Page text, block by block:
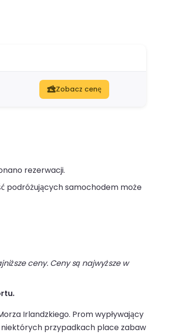
Zobacz cenę
rezerwacji.
podróżujących samochodem może
ceny. Ceny są najwyższe w
Irlandzkiego. Prom wypływający
niektórych przypadkach place zabaw